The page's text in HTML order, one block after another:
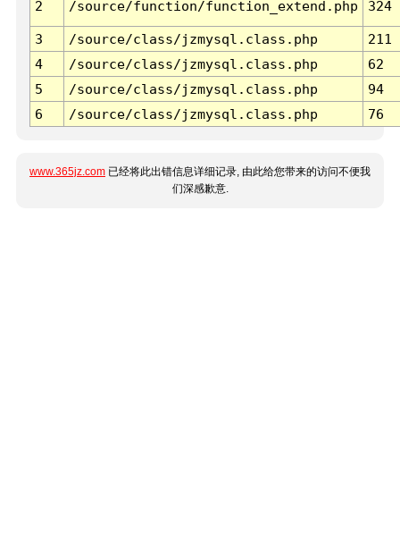
2 /source/function/function_extend.php 324
3 /source/class/jzmysql.class.php
211
4
/source/class/jzmysql.class.php
62
5
/source/class/jzmysql.class.php
94
6
/source/class/jzmysql.class.php 76
www.365jz.com 已经将此出错信息详细记录, 由此给您带来的访问不便我
们深感歉意.